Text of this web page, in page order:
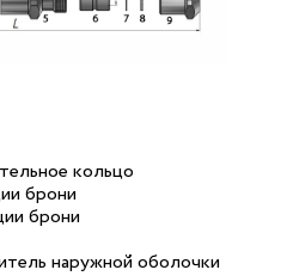
кольцо
брони
брони
наружной оболочки